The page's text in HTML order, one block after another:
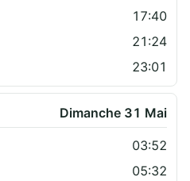
17:40
21:24
23:01
Dimanche 31 Mai
03:52
05:32